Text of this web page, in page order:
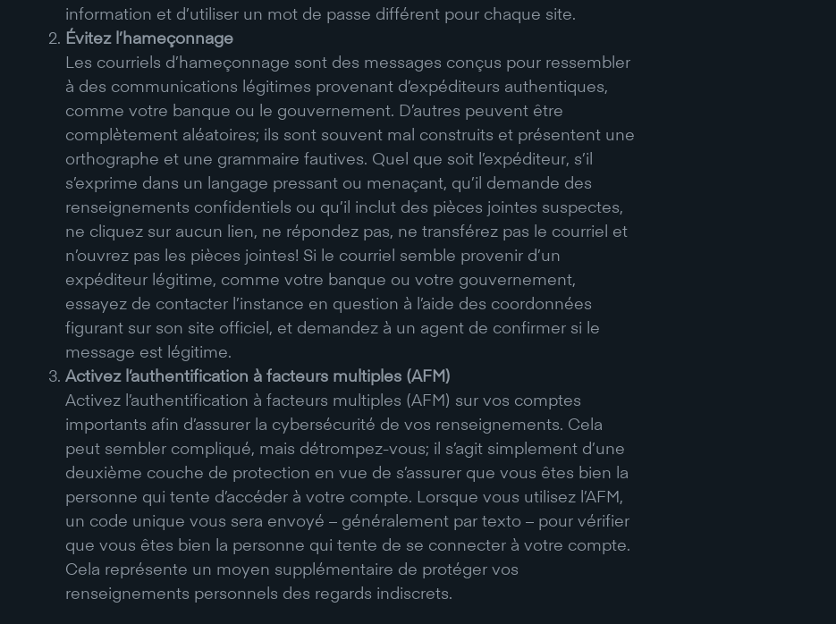
information et d’utiliser un mot de passe différent pour chaque site.
Évitez l’hameçonnage
Les courriels d’hameçonnage sont des messages conçus pour ressembler
à des communications légitimes provenant d’expéditeurs authentiques,
comme votre banque ou le gouvernement. D’autres peuvent être
complètement aléatoires; ils sont souvent mal construits et présentent une
orthographe et une grammaire fautives. Quel que soit l’expéditeur, s’il
s’exprime dans un langage pressant ou menaçant, qu’il demande des
renseignements confidentiels ou qu’il inclut des pièces jointes suspectes,
ne cliquez sur aucun lien, ne répondez pas, ne transférez pas le courriel et
n’ouvrez pas les pièces jointes! Si le courriel semble provenir d’un
expéditeur légitime, comme votre banque ou votre gouvernement,
essayez de contacter l’instance en question à l’aide des coordonnées
figurant sur son site officiel, et demandez à un agent de confirmer si le
message est légitime.
Activez l’authentification à facteurs multiples (AFM)
Activez l’authentification à facteurs multiples (AFM) sur vos comptes
importants afin d’assurer la cybersécurité de vos renseignements. Cela
peut sembler compliqué, mais détrompez-vous; il s’agit simplement d’une
deuxième couche de protection en vue de s’assurer que vous êtes bien la
personne qui tente d’accéder à votre compte. Lorsque vous utilisez l’AFM,
un code unique vous sera envoyé – généralement par texto – pour vérifier
que vous êtes bien la personne qui tente de se connecter à votre compte.
Cela représente un moyen supplémentaire de protéger vos
renseignements personnels des regards indiscrets.